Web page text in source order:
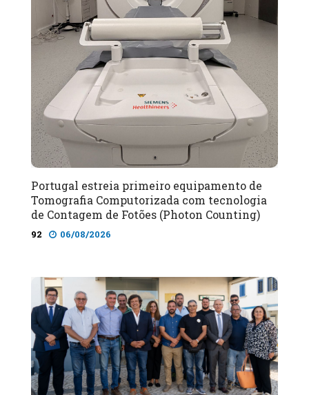
Portugal estreia primeiro equipamento de
Tomografia Computorizada com tecnologia
de Contagem de Fotões (Photon Counting)
92 06/08/2026